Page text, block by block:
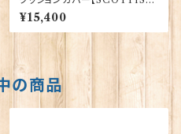
LION】Woven Magic 40165
¥15,400
の商品